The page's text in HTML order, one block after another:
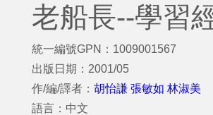
老船長--學習
統一編號GPN：1009001567
出版日期：2001/05
作/編/譯者： 胡怡謙 張敏如 林淑美
語言：中文